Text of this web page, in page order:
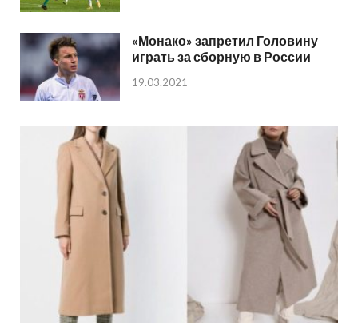
«Монако» запретил Головину
играть за сборную в России
19.03.2021